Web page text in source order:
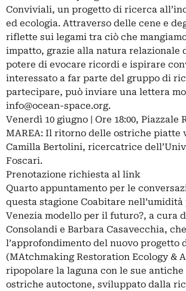
Conviviali, un progetto di ricerca
ed ecologia. Attraverso delle cene e
riflette sui legami tra ciò che
impatto, grazie alla natura relazionale
potere di evocare ricordi e ispirare
interessato a far parte del gruppo di
partecipare, può inviare una lettera
info@ocean-space.org.
Venerdì 10 giugno | Ore 18:00, Piazzale
MAREA: Il ritorno delle ostriche piatte
Camilla Bertolini, ricercatrice
Foscari.
Prenotazione richiesta al link
Quarto appuntamento per le
questa stagione Coabitare
Venezia modello per il futuro?, a cura
Consolandi e Barbara Casavecchia,
l’approfondimento del nuovo progetto
(MAtchmaking Restoration Ecology &
ripopolare la laguna con le sue antiche
ostriche autoctone, sviluppato dalla